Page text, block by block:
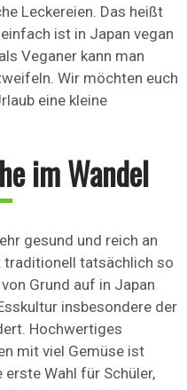
Leckereien. Das heißt
ist in Japan vegan
Veganer kann man
Wir möchten euch
eine kleine
im Wandel
gesund und reich an
traditionell tatsächlich so
Grund auf in Japan
insbesondere der
Hochwertiges
mit viel Gemüse ist
Wahl für Schüler,